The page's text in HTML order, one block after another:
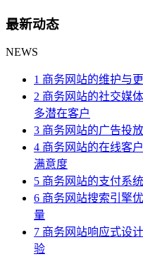
最新动态
NEWS
1 商务网站的维护与
2 商务网站的社交媒
多潜在客户
3 商务网站的广告投
4 商务网站的在线客
满意度
5 商务网站的支付系
6 商务网站搜索引擎
量
7 商务网站响应式设
验